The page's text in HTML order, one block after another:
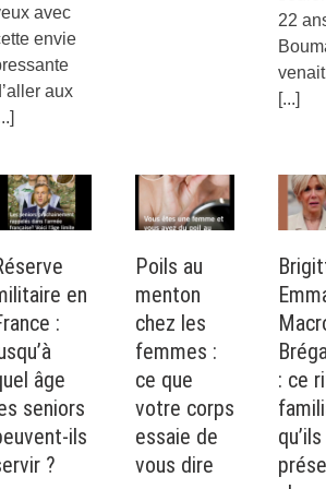
avec
envie
aux
22
venait
[...]
en
:
âge
seniors
ils
?
Poils au
menton
chez les
femmes :
ce que
votre corps
essaie de
vous dire
: ce
qu’ils